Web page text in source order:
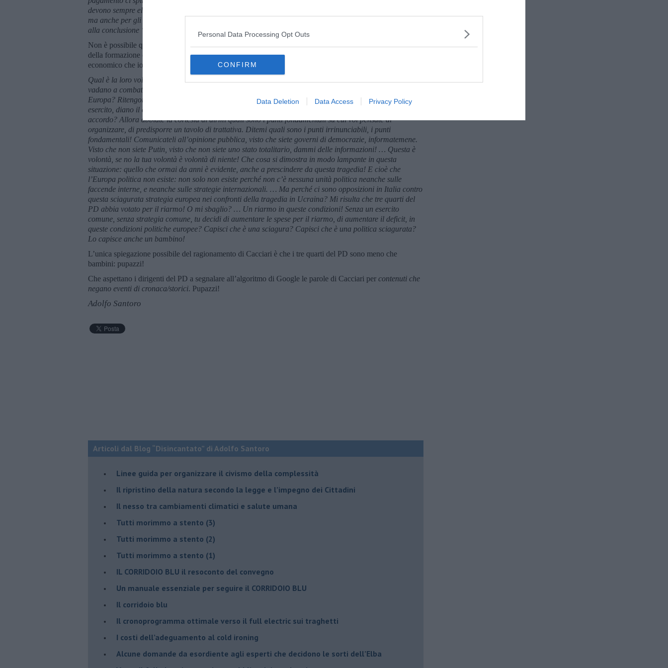
Personal Data Processing Opt Outs
CONFIRM
Data Deletion Data Access Privacy Policy
devono sempre elevate al di sopra della realtà. E questo crea problemi non solo per i giornalisti come te,
ma anche per gli accademici come me, quando ci è permesso di sostenere qualsiasi tesi quando arriviamo
alla conclusione “giusta”, quella allineata con la “verità ufficiale”.
Non è possibile qui esaminare l’analisi approfondita di Baab: il complesso meccanismo della selezione
della formazione e della pratica dei giornalisti indirizzati verso la disinformazione della propaganda. È più
economico che io riporti l’opinione di Massimo Cacciari in merito alla dissennata politica europea:
Qual è la loro volontà? La volontà è far vincere sul campo l’Ucraina? Costituiscano un esercito europeo e
vadano a combattere in Ucraina! Ritengono che la Russia sia un potenziale aggressore dell’intera
Europa? Ritengono che la Russia sia un pericolo per le nostre democrazie? Bene! Costituiscano un
esercito, diano il comando all’Eisenhower di turno e partano … Avete la volontà di giungere a un
accordo? Allora abbiate la cortesia di dirmi quali sono i punti fondamentali su cui voi pensate di
organizzare, di predisporre un tavolo di trattativa. Ditemi quali sono i punti irrinunciabili, i punti
fondamentali! Comunicateli all’opinione pubblica, visto che siete governi di democrazie, informatemene.
Visto che non siete Putin, visto che non siete uno stato totalitario, dammi delle informazioni! … Questa è
volontà, se no la tua volontà è volontà di niente! Che cosa si dimostra in modo lampante in questa
situazione: quello che ormai da anni è evidente, anche a prescindere da questa tragedia! E cioè che
l’Europa politica non esiste: non solo non esiste perché non c’è nessuna unità politica neanche sulle
faccende interne, e neanche sulle strategie internazionali. … Ma perché ci sono opposizioni in Italia contro
questa sciagurata strategia europea nei confronti della tragedia in Ucraina? Mi risulta che tre quarti del
PD abbia votato per il riarmo! O mi sbaglio? … Un riarmo in queste condizioni! Senza un esercito
comune, senza strategia comune, tu decidi di aumentare le spese per il riarmo, di aumentare il deficit, in
queste condizioni politiche europee? Capisci che è una sciagura? Capisci che è una politica sciagurata?
Lo capisce anche un bambino!
L’unica spiegazione possibile del ragionamento di Cacciari è che i tre quarti del PD sono meno che
bambini: pupazzi!
Che aspettano i dirigenti del PD a segnalare all’algoritmo di Google le parole di Cacciari per contenuti che
negano eventi di cronaca/storici. Pupazzi!
Adolfo Santoro
Articoli dal Blog “Disincantato” di Adolfo Santoro
​Linee guida per organizzare il civismo della complessità
​Il ripristino della natura secondo la legge e l’impegno dei Cittadini
Il nesso tra cambiamenti climatici e salute umana
Tutti morimmo a stento (3)
Tutti morimmo a stento (2)
​Tutti morimmo a stento (1)
IL CORRIDOIO BLU il resoconto del convegno
Un manuale essenziale per seguire il CORRIDOIO BLU
Il corridoio blu
​Il cronoprogramma ottimale verso il full electric sui traghetti
​I costi dell’adeguamento al cold ironing
Alcune domande da esordiente agli esperti che decidono le sorti dell’Elba